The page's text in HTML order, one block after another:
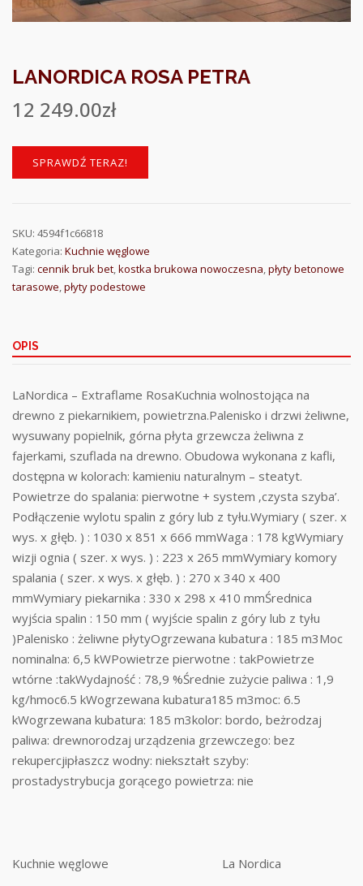
LANORDICA ROSA PETRA
12 249.00zł
SPRAWDŹ TERAZ!
SKU: 4594f1c66818
Kategoria: Kuchnie węglowe
Tagi: cennik bruk bet,kostka brukowa nowoczesna,płyty betonowe
tarasowe,płyty podestowe
OPIS
LaNordica – Extraflame RosaKuchnia wolnostojąca na
drewno z piekarnikiem, powietrzna.Palenisko i drzwi żeliwne,
wysuwany popielnik, górna płyta grzewcza żeliwna z
fajerkami, szuflada na drewno. Obudowa wykonana z kafli,
dostępna w kolorach: kamieniu naturalnym – steatyt.
Powietrze do spalania: pierwotne + system ‚czysta szyba’.
Podłączenie wylotu spalin z góry lub z tyłu.Wymiary ( szer. x
wys. x głęb. ) : 1030 x 851 x 666 mmWaga : 178 kgWymiary
wizji ognia ( szer. x wys. ) : 223 x 265 mmWymiary komory
spalania ( szer. x wys. x głęb. ) : 270 x 340 x 400
mmWymiary piekarnika : 330 x 298 x 410 mmŚrednica
wyjścia spalin : 150 mm ( wyjście spalin z góry lub z tyłu
)Palenisko : żeliwne płytyOgrzewana kubatura : 185 m3Moc
nominalna: 6,5 kWPowietrze pierwotne : takPowietrze
wtórne :takWydajność : 78,9 %Średnie zużycie paliwa : 1,9
kg/hmoc6.5 kWogrzewana kubatura185 m3moc: 6.5
kWogrzewana kubatura: 185 m3kolor: bordo, beżrodzaj
paliwa: drewnorodzaj urządzenia grzewczego: bez
rekupercjipłaszcz wodny: niekształt szyby:
prostadystrybucja gorącego powietrza: nie
Kuchnie węglowe La Nordica